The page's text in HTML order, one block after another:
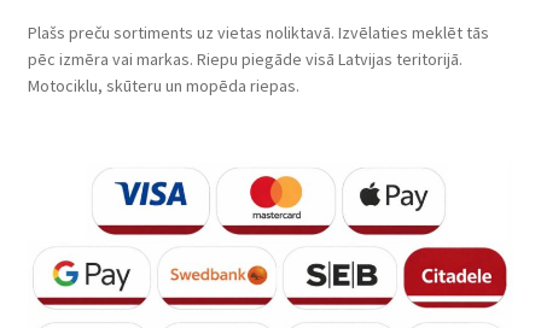
Plašs preču sortiments uz vietas noliktavā. Izvēlaties meklēt tās
pēc izmēra vai markas. Riepu piegāde visā Latvijas teritorijā.
Motociklu, skūteru un mopēda riepas.